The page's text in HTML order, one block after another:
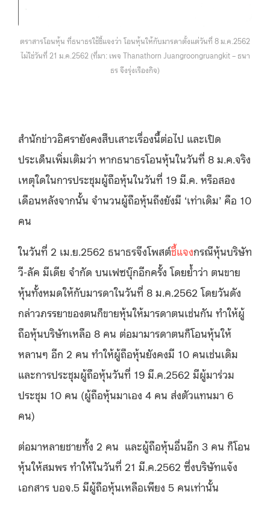
ตราสารโอนหุ้น ที่ธนาธรใช้ชี้แจงว่า โอนหุ้นให้กับมารดาตั้งแต่วันที่ 8 ม.ค.2562
ไม่ใช่วันที่ 21 ม.ค.2562 (ที่มา: เพจ Thanathorn Juangroongruangkit – ธนา
ธร จึงรุ่งเรืองกิจ)
สำนักข่าวอิศรายังคงสืบเสาะเรื่องนี้ต่อไป และเปิด
ประเด็นเพิ่มเติมว่า หากธนาธรโอนหุ้นในวันที่ 8 ม.ค.จริง
เหตุใดในการประชุมผู้ถือหุ้นในวันที่ 19 มี.ค. หรือสอง
เดือนหลังจากนั้น จำนวนผู้ถือหุ้นถึงยังมี ‘เท่าเดิม’ คือ 10
คน
ในวันที่ 2 เม.ย.2562 ธนาธรจึงโพสต์ชี้แจงกรณีหุ้นบริษัท
วี-ลัค มีเดีย จำกัด บนเฟซบุ๊กอีกครั้ง โดยย้ำว่า ตนขาย
หุ้นทั้งหมดให้กับมารดาในวันที่ 8 ม.ค.2562 โดยวันดัง
กล่าวภรรยาของตนก็ขายหุ้นให้มารดาตนเช่นกัน ทำให้ผู้
ถือหุ้นบริษัทเหลือ 8 คน ต่อมามารดาตนก็โอนหุ้นให้
หลานๆ อีก 2 คน ทำให้ผู้ถือหุ้นยังคงมี 10 คนเช่นเดิม
และการประชุมผู้ถือหุ้นวันที่ 19 มี.ค.2562 มีผู้มาร่วม
ประชุม 10 คน (ผู้ถือหุ้นมาเอง 4 คน ส่งตัวแทนมา 6
คน)
ต่อมาหลายชายทั้ง 2 คน และผู้ถือหุ้นอื่นอีก 3 คน ก็โอน
หุ้นให้สมพร ทำให้ในวันที่ 21 มี.ค.2562 ซึ่งบริษัทแจ้ง
เอกสาร บอจ.5 มีผู้ถือหุ้นเหลือเพียง 5 คนเท่านั้น